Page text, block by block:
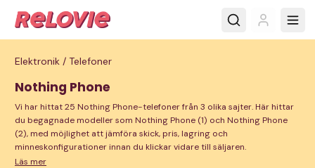
Elektronik / Telefoner
Nothing Phone
Vi har hittat 25 Nothing Phone-telefoner från 3 olika sajter. Här hittar
du begagnade modeller som Nothing Phone (1) och Nothing Phone
(2), med möjlighet att jämföra skick, pris, lagring och
minneskonfigurationer innan du klickar vidare till säljaren.
Läs mer